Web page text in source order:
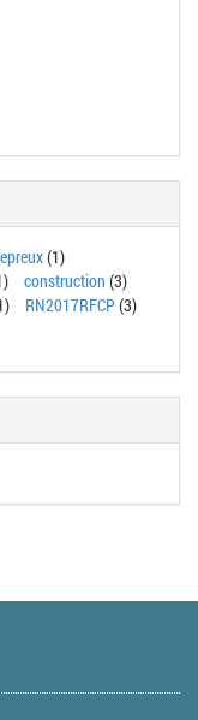
(1)
construction (3)
RN2017RFCP(3)